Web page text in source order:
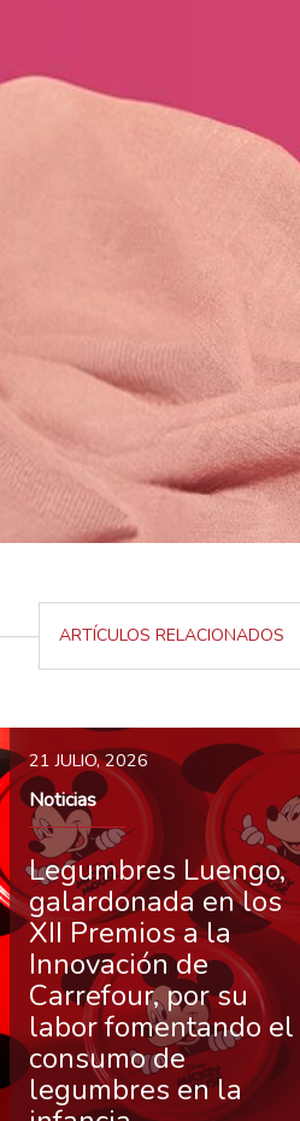
ARTÍCULOS RELACIONADOS
21 JULIO, 2026
Noticias
Legumbres Luengo,
galardonada en los
XII Premios a la
Innovación de
Carrefour, por su
labor fomentando el
consumo de
legumbres en la